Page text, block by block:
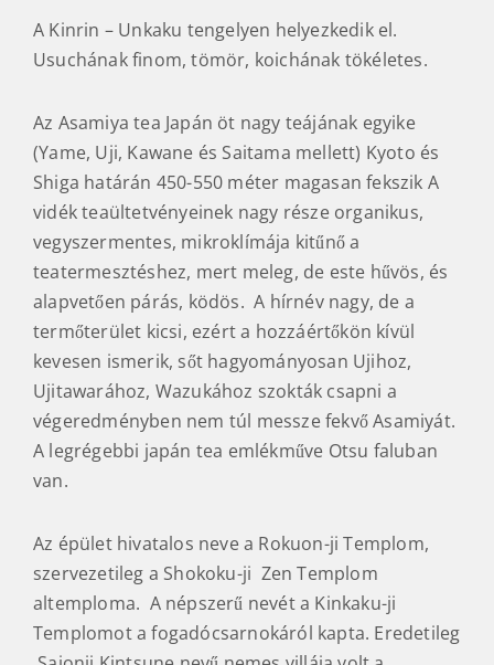
A Kinrin – Unkaku tengelyen helyezkedik el.
Usuchának finom, tömör, koichának tökéletes.
Az Asamiya tea Japán öt nagy teájának egyike
(Yame, Uji, Kawane és Saitama mellett) Kyoto és
Shiga határán 450-550 méter magasan fekszik A
vidék teaültetvényeinek nagy része organikus,
vegyszermentes, mikroklímája kitűnő a
teatermesztéshez, mert meleg, de este hűvös, és
alapvetően párás, ködös. A hírnév nagy, de a
termőterület kicsi, ezért a hozzáértőkön kívül
kevesen ismerik, sőt hagyományosan Ujihoz,
Ujitawarához, Wazukához szokták csapni a
végeredményben nem túl messze fekvő Asamiyát.
A legrégebbi japán tea emlékműve Otsu faluban
van.
Az épület hivatalos neve a Rokuon-ji Templom,
szervezetileg a Shokoku-ji Zen Templom
altemploma. A népszerű nevét a Kinkaku-ji
Templomot a fogadócsarnokáról kapta. Eredetileg